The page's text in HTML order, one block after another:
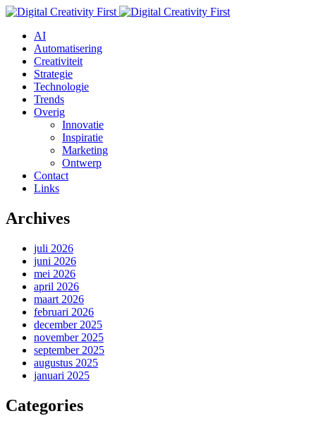
AI
Automatisering
Creativiteit
Strategie
Technologie
Trends
Overig
Innovatie
Inspiratie
Marketing
Ontwerp
Contact
Links
Archives
juli 2026
juni 2026
mei 2026
april 2026
maart 2026
februari 2026
december 2025
november 2025
september 2025
augustus 2025
januari 2025
Categories